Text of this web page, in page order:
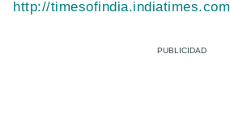
http://timesofindia.indiatimes.com